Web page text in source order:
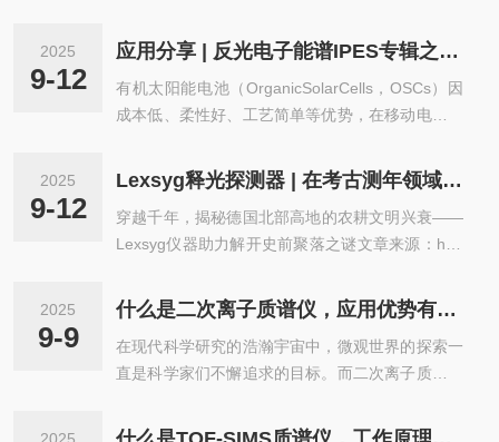
ngs）上，新增了自动设计策略、数据收集功能，
物材料的表层修饰状态，这些“看不见的细节”直接
影响产品的质量与功能。然而，传统材料分析技术
多停留在“表面观察”层面，难以深入内部捕捉微观
信息。如今，二次离子质谱仪凭借“深度剖析+高分
成为揭示材料微观结构隐藏信息的微观探测利器。​
扫描电子显微镜为例，其虽能呈现...
2025
9-12
应用分享 | 反光电子能谱IPES专辑之应用案例（二）-XPS
有机太阳能电池（OrganicSolarCells，OSCs）因
成本低、柔性好、工艺简单等优势，在移动电子、
膜的表面能级结构表征不足严重制约了器件性能优
化。传统技术难以直接测量表面未占据态（LUM
O）能级，而低能反光电子能谱（Low-EnergyInve
rsePhotoemissionSpectroscopy，LEIPS）凭借其
能级调控机制提供了关键手段。西安交通大学鲁广
2025
9-12
Lexsyg释光探测器 | 在考古测年领域应用分享
穿越千年，揭秘德国北部高地的农耕文明兴衰——
Lexsyg仪器助力解开史前聚落之谜文章来源：http
伐利亚的侏罗纪高地，一片看似荒凉的石灰岩台地
隐藏着人类与自然互动的千年密码。近期，一项跨
学科研究通过考古学、地质考古学与前沿科技手
段，揭示了这片高地从新石器时代至中世纪的人类
L）测年系统成为解释年代谜题的关键工具，为高
2025
9-9
什么是二次离子质谱仪，应用优势有哪些？
在现代科学研究的浩瀚宇宙中，微观世界的探索一
直是科学家们不懈追求的目标。而二次离子质谱仪
无疑是这一探索旅程中的重要工具，它为我们揭开